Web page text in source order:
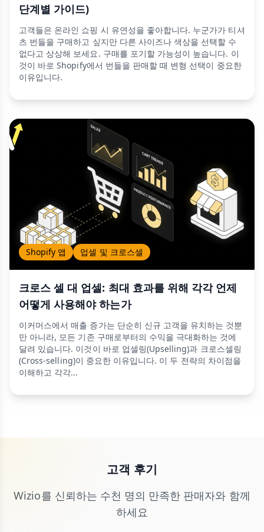
단계별 가이드)
고객들은 온라인 쇼핑 시 유연성을 좋아합니다. 누군가가 티셔
츠 번들을 구매하고 싶지만 다른 사이즈나 색상을 선택할 수
없다고 상상해 보세요. 구매를 포기할 가능성이 높습니다. 이
것이 바로 Shopify에서 번들을 판매할 때 변형 선택이 중요한
이유입니다.
Shopify 앱 업셀 및 크로스셀
크로스 셀 대 업셀: 최대 효과를 위해 각각 언제
어떻게 사용해야 하는가
이커머스에서 매출 증가는 단순히 신규 고객을 유치하는 것뿐
만 아니라, 모든 기존 구매로부터의 수익을 극대화하는 것에
달려 있습니다. 이것이 바로 업셀링(Upselling)과 크로스셀링
(Cross-selling)이 중요한 이유입니다. 이 두 전략의 차이점을
이해하고 각각...
고객 후기
Wizio를 신뢰하는 수천 명의 만족한 판매자와 함께
하세요